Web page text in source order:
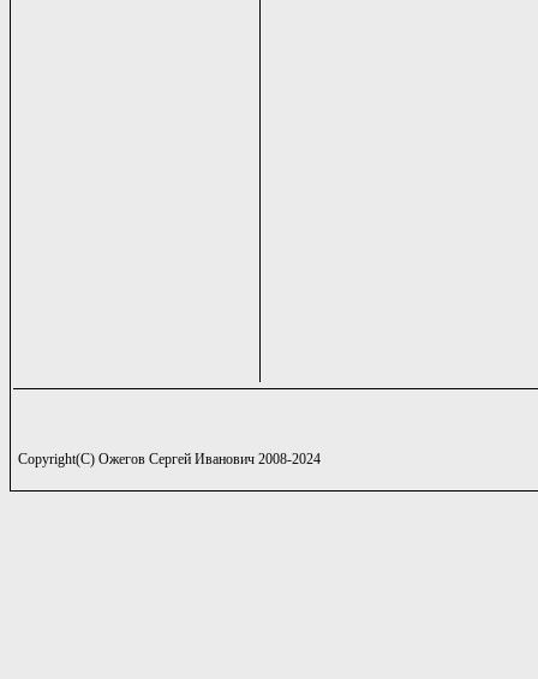
Copyright(C) Ожегов Сергей Иванович 2008-2024